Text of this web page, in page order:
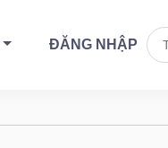
ĐĂNG NHẬP